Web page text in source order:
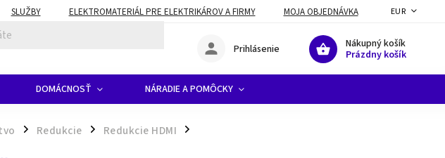
SLUŽBY ELEKTROMATERIÁL PRE ELEKTRIKÁROV A FIRMY MOJA OBJEDNÁVKA EUR
Nákupný košík
Prázdny košík
Prihlásenie
DOMÁCNOSŤ NÁRADIE A POMÔCKY
/ Redukcie / Redukcie HDMI /